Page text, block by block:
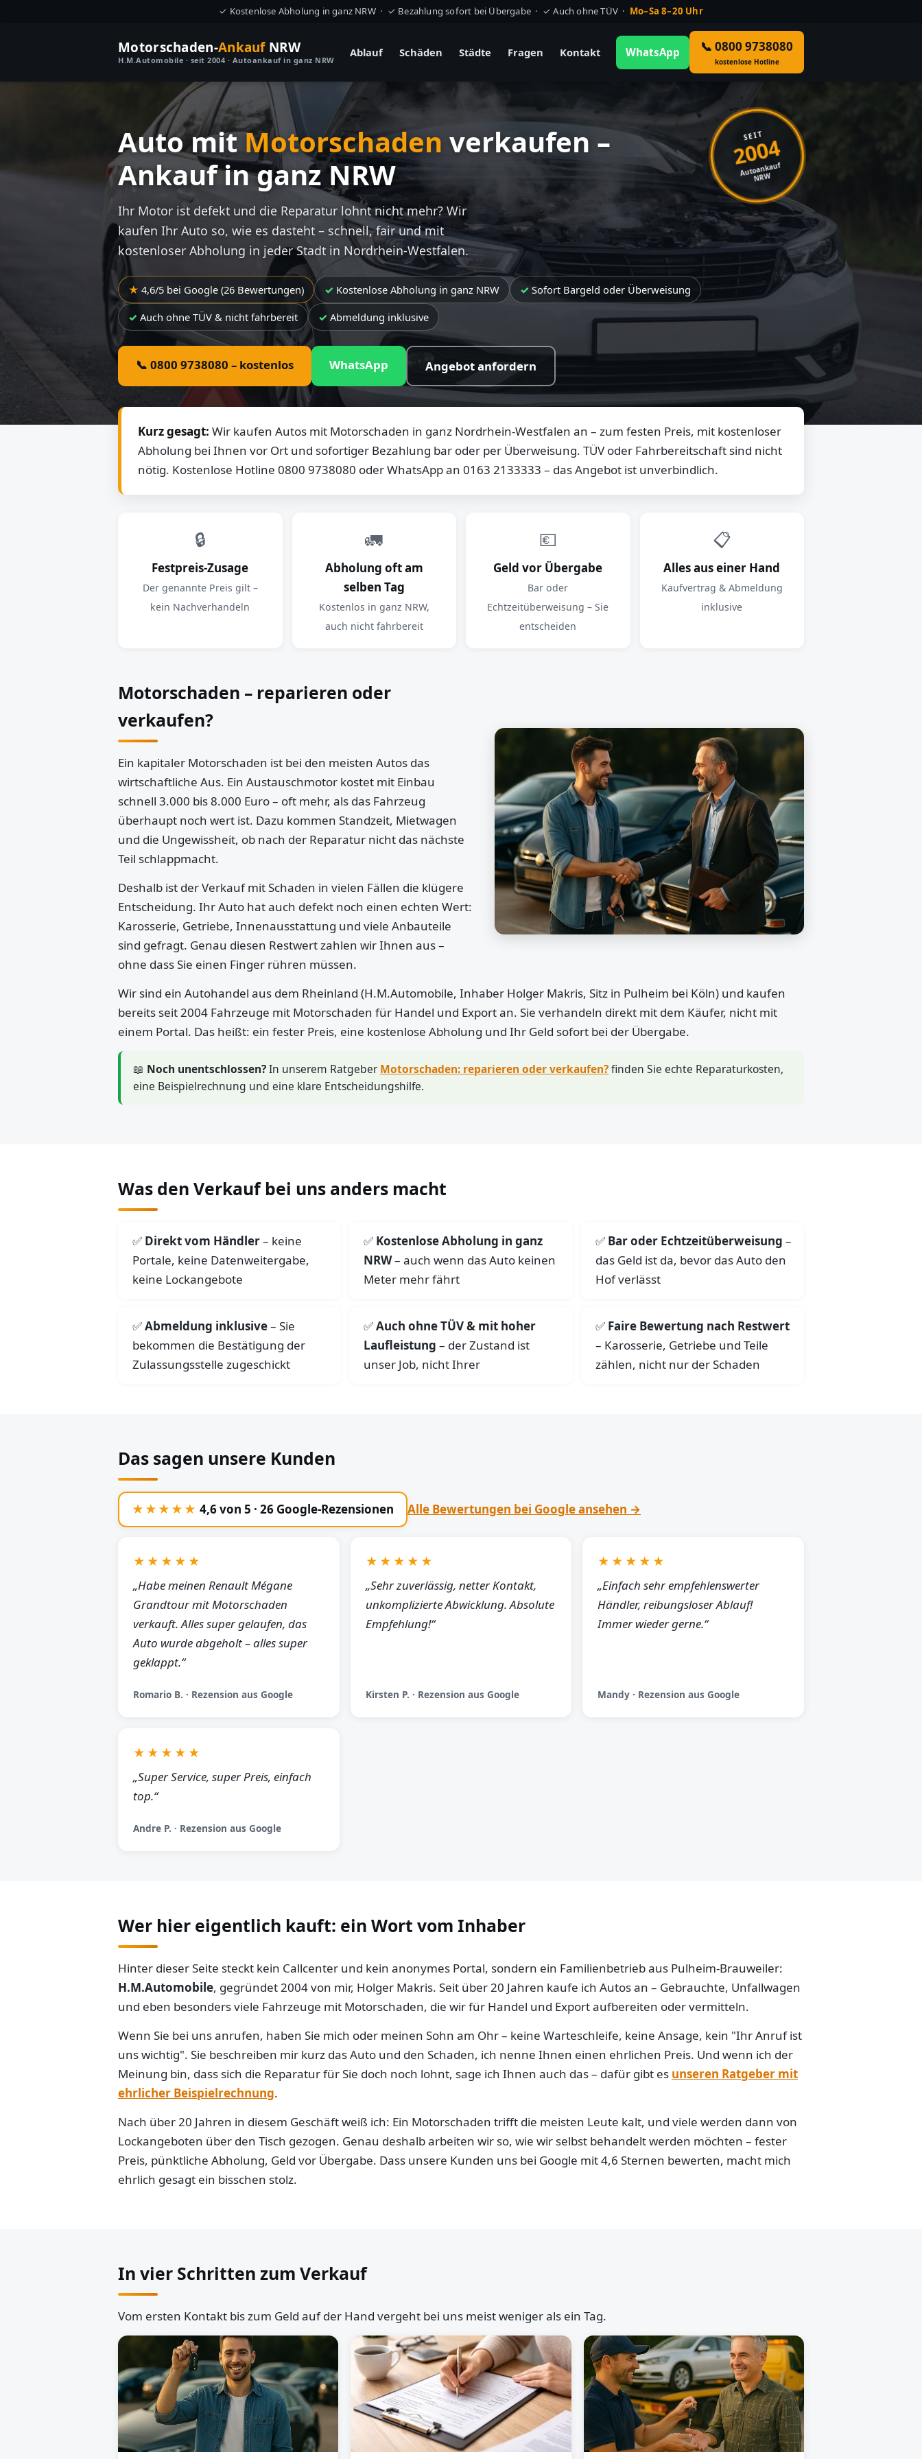
✓ Kostenlose Abholung in ganz NRW · ✓ Bezahlung sofort bei Übergabe · ✓ Auch ohne TÜV · Mo–Sa 8–20 Uhr
Motorschaden-AnkaufNRW
H.M.Automobile · seit 2004 · Autoankauf in ganz NRW
Ablauf Schäden Städte Fragen Kontakt WhatsApp 📞 0800 9738080
kostenlose Hotline
SEIT
2004
Autoankauf
NRW
Auto mitMotorschaden verkaufen –
Ankauf in ganz NRW
Ihr Motor ist defekt und die Reparatur lohnt nicht mehr? Wir
kaufen Ihr Auto so, wie es dasteht – schnell, fair und mit
kostenloser Abholung in jeder Stadt in Nordrhein-Westfalen.
4,6/5 bei Google (26 Bewertungen) Kostenlose Abholung in ganz NRW
Sofort Bargeld oder Überweisung
Auch ohne TÜV & nicht fahrbereit
Abmeldung inklusive
📞 0800 9738080 – kostenlos WhatsApp Angebot anfordern
Kurz gesagt: Wir kaufen Autos mit Motorschaden in ganz Nordrhein-Westfalen an – zum festen Preis, mit kostenloser
Abholung bei Ihnen vor Ort und sofortiger Bezahlung bar oder per Überweisung. TÜV oder Fahrbereitschaft sind nicht
nötig. Kostenlose Hotline 0800 9738080 oder WhatsApp an 0163 2133333 – das Angebot ist unverbindlich.
🔒
Festpreis-Zusage
Der genannte Preis gilt –
kein Nachverhandeln
🚛
Abholung oft am
selben Tag
Kostenlos in ganz NRW,
auch nicht fahrbereit
💶
Geld vor Übergabe
Bar oder
Echtzeitüberweisung – Sie
entscheiden
📋
Alles aus einer Hand
Kaufvertrag & Abmeldung
inklusive
Motorschaden – reparieren oder
verkaufen?
Ein kapitaler Motorschaden ist bei den meisten Autos das
wirtschaftliche Aus. Ein Austauschmotor kostet mit Einbau
schnell 3.000 bis 8.000 Euro – oft mehr, als das Fahrzeug
überhaupt noch wert ist. Dazu kommen Standzeit, Mietwagen
und die Ungewissheit, ob nach der Reparatur nicht das nächste
Teil schlappmacht.
Deshalb ist der Verkauf mit Schaden in vielen Fällen die klügere
Entscheidung. Ihr Auto hat auch defekt noch einen echten Wert:
Karosserie, Getriebe, Innenausstattung und viele Anbauteile
sind gefragt. Genau diesen Restwert zahlen wir Ihnen aus –
ohne dass Sie einen Finger rühren müssen.
Wir sind ein Autohandel aus dem Rheinland (H.M.Automobile, Inhaber Holger Makris, Sitz in Pulheim bei Köln) und kaufen
bereits seit 2004 Fahrzeuge mit Motorschaden für Handel und Export an. Sie verhandeln direkt mit dem Käufer, nicht mit
einem Portal. Das heißt: ein fester Preis, eine kostenlose Abholung und Ihr Geld sofort bei der Übergabe.
📖 Noch unentschlossen?In unserem Ratgeber Motorschaden: reparieren oder verkaufen?finden Sie echte Reparaturkosten,
eine Beispielrechnung und eine klare Entscheidungshilfe.
Was den Verkauf bei uns anders macht
Direkt vom Händler– keine
Portale, keine Datenweitergabe,
keine Lockangebote
Kostenlose Abholung in ganz
NRW– auch wenn das Auto keinen
Meter mehr fährt
Bar oder Echtzeitüberweisung –
das Geld ist da, bevor das Auto den
Hof verlässt
Abmeldung inklusive– Sie
bekommen die Bestätigung der
Zulassungsstelle zugeschickt
Auch ohne TÜV & mit hoher
Laufleistung – der Zustand ist
unser Job, nicht Ihrer
Faire Bewertung nach Restwert
– Karosserie, Getriebe und Teile
zählen, nicht nur der Schaden
Das sagen unsere Kunden
★★★★★ 4,6 von 5 · 26 Google-Rezensionen Alle Bewertungen bei Google ansehen →
★★★★★
„Habe meinen Renault Mégane
Grandtour mit Motorschaden
verkauft. Alles super gelaufen, das
Auto wurde abgeholt – alles super
geklappt.“
Romario B. · Rezension aus Google
★★★★★
„Sehr zuverlässig, netter Kontakt,
unkomplizierte Abwicklung. Absolute
Empfehlung!“
Kirsten P. · Rezension aus Google
★★★★★
„Einfach sehr empfehlenswerter
Händler, reibungsloser Ablauf!
Immer wieder gerne.“
Mandy · Rezension aus Google
★★★★★
„Super Service, super Preis, einfach
top.“
Andre P. · Rezension aus Google
Wer hier eigentlich kauft: ein Wort vom Inhaber
Hinter dieser Seite steckt kein Callcenter und kein anonymes Portal, sondern ein Familienbetrieb aus Pulheim-Brauweiler:
H.M.Automobile, gegründet 2004 von mir, Holger Makris. Seit über 20 Jahren kaufe ich Autos an – Gebrauchte, Unfallwagen
und eben besonders viele Fahrzeuge mit Motorschaden, die wir für Handel und Export aufbereiten oder vermitteln.
Wenn Sie bei uns anrufen, haben Sie mich oder meinen Sohn am Ohr – keine Warteschleife, keine Ansage, kein "Ihr Anruf ist
uns wichtig". Sie beschreiben mir kurz das Auto und den Schaden, ich nenne Ihnen einen ehrlichen Preis. Und wenn ich der
Meinung bin, dass sich die Reparatur für Sie doch noch lohnt, sage ich Ihnen auch das – dafür gibt es unseren Ratgeber mit
ehrlicher Beispielrechnung.
Nach über 20 Jahren in diesem Geschäft weiß ich: Ein Motorschaden trifft die meisten Leute kalt, und viele werden dann von
Lockangeboten über den Tisch gezogen. Genau deshalb arbeiten wir so, wie wir selbst behandelt werden möchten – fester
Preis, pünktliche Abholung, Geld vor Übergabe. Dass unsere Kunden uns bei Google mit 4,6 Sternen bewerten, macht mich
ehrlich gesagt ein bisschen stolz.
In vier Schritten zum Verkauf
Vom ersten Kontakt bis zum Geld auf der Hand vergeht bei uns meist weniger als ein Tag.